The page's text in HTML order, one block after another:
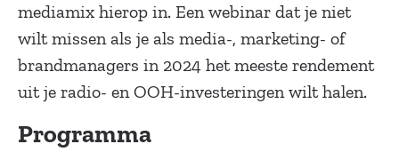
mediamix hierop in. Een webinar dat je niet
wilt missen als je als media-, marketing- of
brandmanagers in 2024 het meeste rendement
uit je radio- en OOH-investeringen wilt halen.
Programma